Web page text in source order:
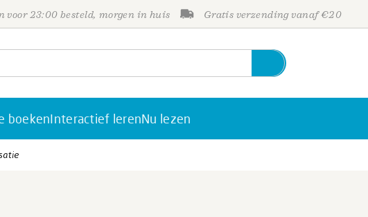
voor 23:00 besteld, morgen in huis Gratis verzending vanaf €20
boekenInteractief lerenNu lezen
Personen